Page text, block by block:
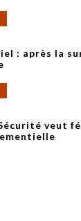
: après la
veut